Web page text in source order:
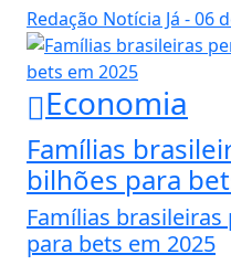
Redação Notícia Já - 06
Economia
Famílias
bilhões para
Famílias brasileiras
para bets em 2025